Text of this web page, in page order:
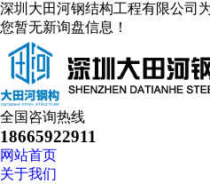
深圳大田河钢结构工程有限公司
您暂无新询盘信息！
全国咨询热线
18665922911
网站首页
关于我们